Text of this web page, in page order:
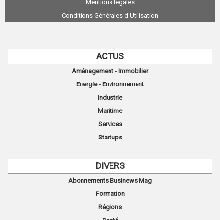
Mentions légales
Conditions Générales d'Utilisation
ACTUS
Aménagement - Immobilier
Energie - Environnement
Industrie
Maritime
Services
Startups
DIVERS
Abonnements Businews Mag
Formation
Régions